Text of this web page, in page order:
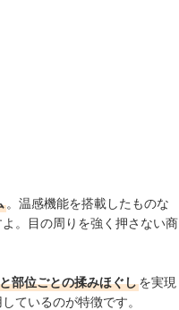
。温感機能を搭載したものな
。
目の周りを強く押さない商
部位ごとの揉みほぐしを実現
ているのが特徴です。